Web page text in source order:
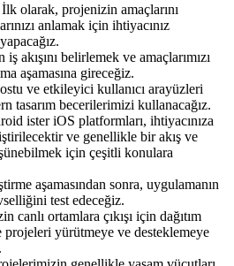
İlk olarak, projenizin amaçlarını
anlamak için ihtiyacınız
akışını belirlemek ve amaçlarımızı
aşamasına gireceğiz.
ve etkileyici kullanıcı arayüzleri
tasarım becerilerimizi kullanacağız.
ister iOS platformları, ihtiyacınıza
ve genellikle bir akış ve
için çeşitli konulara
aşamasından sonra, uygulamanın
test edeceğiz.
canlı ortamlara çıkışı için dağıtım
projeleri yürütmeye ve desteklemeye